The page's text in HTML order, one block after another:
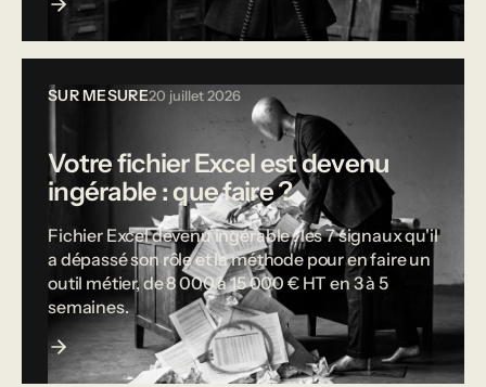
SUR MESURE20 juillet 2026
Votre fichier Excel est devenu
ingérable : que faire ?
Fichier Excel devenu ingérable : les 7 signaux qu'il
a dépassé son rôle et la méthode pour en faire un
outil métier, de 8 000 à 15 000 € HT en 3 à 5
semaines.